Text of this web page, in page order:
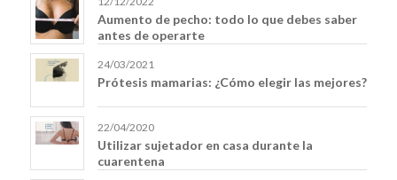
Aumento de pecho: todo lo que debes saber
antes de operarte
24/03/2021
Prótesis mamarias: ¿Cómo elegir las mejores?
22/04/2020
Utilizar sujetador en casa durante la
cuarentena